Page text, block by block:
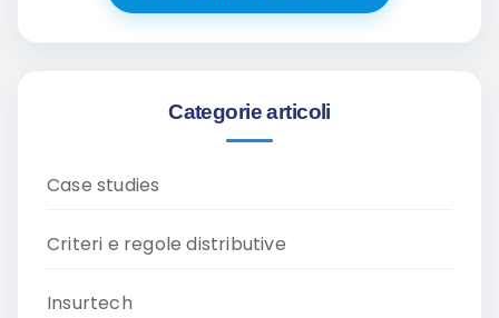
Categorie articoli
Case studies
Criteri e regole distributive
Insurtech